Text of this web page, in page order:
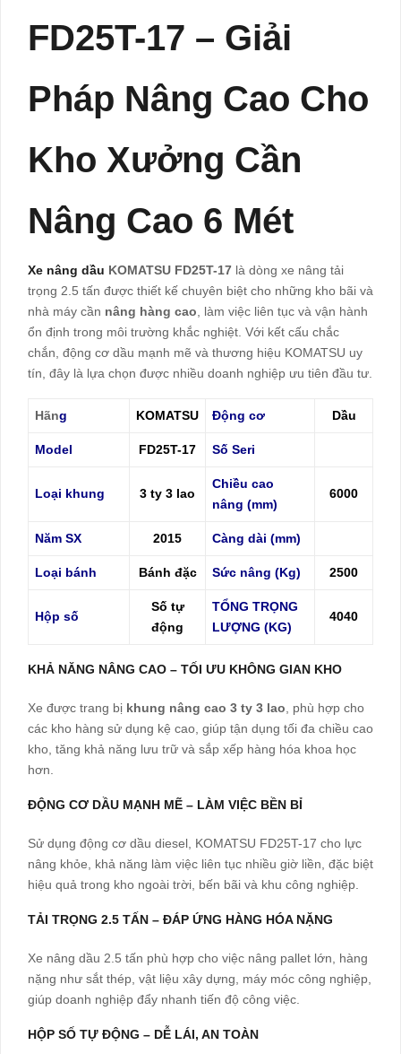
FD25T-17 – Giải
Pháp Nâng Cao Cho
Kho Xưởng Cần
Nâng Cao 6 Mét
Xe nâng dầu KOMATSU FD25T-17 là dòng xe nâng tải
trọng 2.5 tấn được thiết kế chuyên biệt cho những kho bãi và
nhà máy cần nâng hàng cao , làm việc liên tục và vận hành
ổn định trong môi trường khắc nghiệt. Với kết cấu chắc
chắn, động cơ dầu mạnh mẽ và thương hiệu KOMATSU uy
tín, đây là lựa chọn được nhiều doanh nghiệp ưu tiên đầu tư.
Hãng KOMATSU Động cơ Dầu
Model FD25T-17 Số Seri
Loại khung 3 ty 3 lao
Chiều cao
nâng (mm)
6000
Năm SX 2015 Càng dài (mm)
Loại bánh Bánh đặc Sức nâng (Kg) 2500
Hộp số
Số tự
động
TỔNG TRỌNG
LƯỢNG (KG)
4040
KHẢ NĂNG NÂNG CAO – TỐI ƯU KHÔNG GIAN KHO
Xe được trang bị khung nâng cao 3 ty 3 lao , phù hợp cho
các kho hàng sử dụng kệ cao, giúp tận dụng tối đa chiều cao
kho, tăng khả năng lưu trữ và sắp xếp hàng hóa khoa học
hơn.
ĐỘNG CƠ DẦU MẠNH MẼ – LÀM VIỆC BỀN BỈ
Sử dụng động cơ dầu diesel, KOMATSU FD25T-17 cho lực
nâng khỏe, khả năng làm việc liên tục nhiều giờ liền, đặc biệt
hiệu quả trong kho ngoài trời, bến bãi và khu công nghiệp.
TẢI TRỌNG 2.5 TẤN – ĐÁP ỨNG HÀNG HÓA NẶNG
Xe nâng dầu 2.5 tấn phù hợp cho việc nâng pallet lớn, hàng
nặng như sắt thép, vật liệu xây dựng, máy móc công nghiệp,
giúp doanh nghiệp đẩy nhanh tiến độ công việc.
HỘP SỐ TỰ ĐỘNG – DỄ LÁI, AN TOÀN